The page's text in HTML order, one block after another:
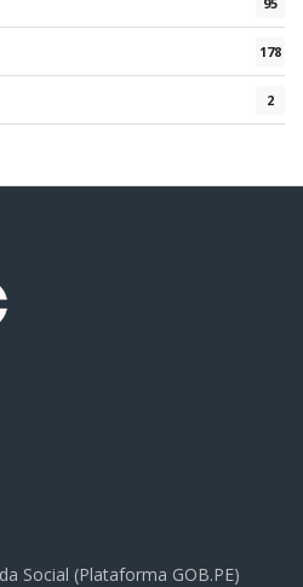
178
2
Social (Plataforma GOB.PE)